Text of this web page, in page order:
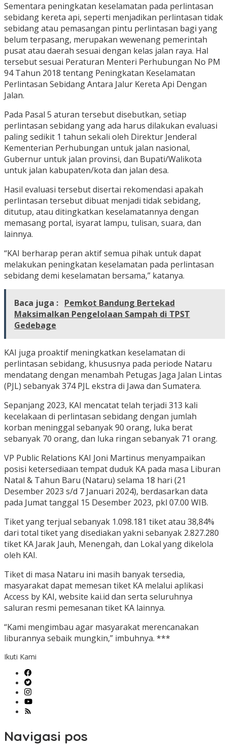
Sementara peningkatan keselamatan pada perlintasan
sebidang kereta api, seperti menjadikan perlintasan tidak
sebidang atau pemasangan pintu perlintasan bagi yang
belum terpasang, merupakan wewenang pemerintah
pusat atau daerah sesuai dengan kelas jalan raya. Hal
tersebut sesuai Peraturan Menteri Perhubungan No PM
94 Tahun 2018 tentang Peningkatan Keselamatan
Perlintasan Sebidang Antara Jalur Kereta Api Dengan
Jalan.
Pada Pasal 5 aturan tersebut disebutkan, setiap
perlintasan sebidang yang ada harus dilakukan evaluasi
paling sedikit 1 tahun sekali oleh Direktur Jenderal
Kementerian Perhubungan untuk jalan nasional,
Gubernur untuk jalan provinsi, dan Bupati/Walikota
untuk jalan kabupaten/kota dan jalan desa.
Hasil evaluasi tersebut disertai rekomendasi apakah
perlintasan tersebut dibuat menjadi tidak sebidang,
ditutup, atau ditingkatkan keselamatannya dengan
memasang portal, isyarat lampu, tulisan, suara, dan
lainnya.
“KAI berharap peran aktif semua pihak untuk dapat
melakukan peningkatan keselamatan pada perlintasan
sebidang demi keselamatan bersama,” katanya.
Baca juga : Pemkot Bandung Bertekad
Maksimalkan Pengelolaan Sampah di TPST
Gedebage
KAI juga proaktif meningkatkan keselamatan di
perlintasan sebidang, khususnya pada periode Nataru
mendatang dengan menambah Petugas Jaga Jalan Lintas
(PJL) sebanyak 374 PJL ekstra di Jawa dan Sumatera.
Sepanjang 2023, KAI mencatat telah terjadi 313 kali
kecelakaan di perlintasan sebidang dengan jumlah
korban meninggal sebanyak 90 orang, luka berat
sebanyak 70 orang, dan luka ringan sebanyak 71 orang.
VP Public Relations KAI Joni Martinus menyampaikan
posisi ketersediaan tempat duduk KA pada masa Liburan
Natal & Tahun Baru (Nataru) selama 18 hari (21
Desember 2023 s/d 7 Januari 2024), berdasarkan data
pada Jumat tanggal 15 Desember 2023, pkl 07.00 WIB.
Tiket yang terjual sebanyak 1.098.181 tiket atau 38,84%
dari total tiket yang disediakan yakni sebanyak 2.827.280
tiket KA Jarak Jauh, Menengah, dan Lokal yang dikelola
oleh KAI.
Tiket di masa Nataru ini masih banyak tersedia,
masyarakat dapat memesan tiket KA melalui aplikasi
Access by KAI, website kai.id dan serta seluruhnya
saluran resmi pemesanan tiket KA lainnya.
“Kami mengimbau agar masyarakat merencanakan
liburannya sebaik mungkin,” imbuhnya. ***
Ikuti Kami
Navigasi pos